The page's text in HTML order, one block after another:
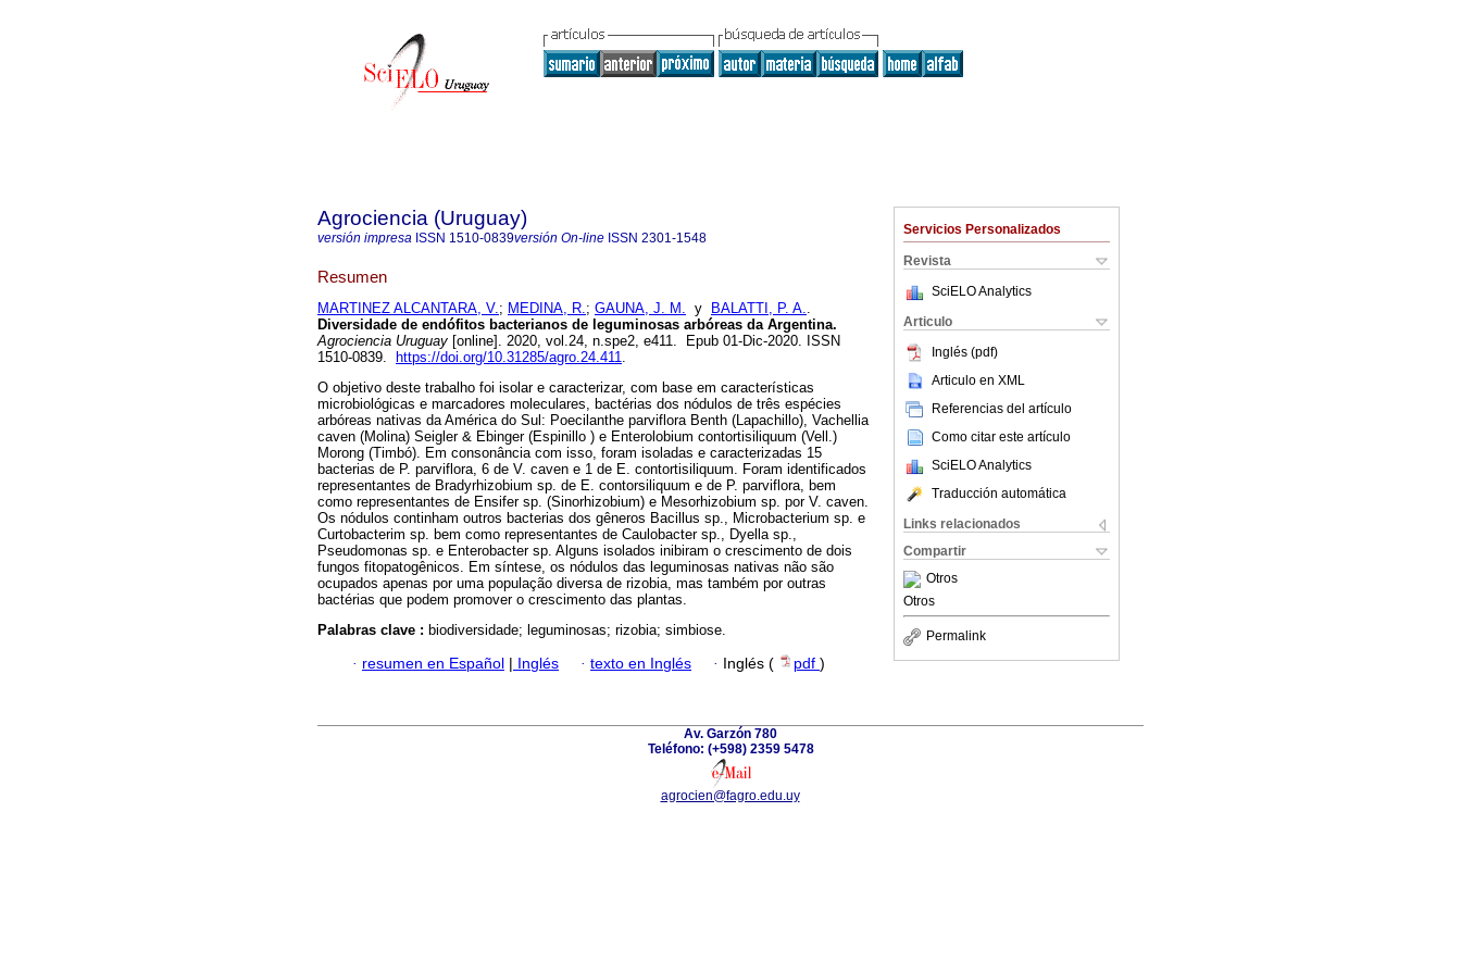
Servicios Personalizados
Revista
SciELO Analytics
Articulo
Inglés (pdf)
Articulo en XML
Referencias del artículo
Como citar este artículo
SciELO Analytics
Traducción automática
Links relacionados
Compartir
Otros
Otros
Permalink
Agrociencia (Uruguay)
versión impresa ISSN 1510-0839versión On-line ISSN 2301-1548
Resumen
MARTINEZ ALCANTARA, V.; MEDINA, R.; GAUNA, J. M. y BALATTI, P. A..
Diversidade de endófitos bacterianos de leguminosas arbóreas da Argentina.
Agrociencia Uruguay [online]. 2020, vol.24, n.spe2, e411. Epub 01-Dic-2020. ISSN
1510-0839.
https://doi.org/10.31285/agro.24.411.
O objetivo deste trabalho foi isolar e caracterizar, com base em características
microbiológicas e marcadores moleculares, bactérias dos nódulos de três espécies
arbóreas nativas da América do Sul: Poecilanthe parviflora Benth (Lapachillo), Vachellia
caven (Molina) Seigler & Ebinger (Espinillo ) e Enterolobium contortisiliquum (Vell.)
Morong (Timbó). Em consonância com isso, foram isoladas e caracterizadas 15
bacterias de P. parviflora, 6 de V. caven e 1 de E. contortisiliquum. Foram identificados
representantes de Bradyrhizobium sp. de E. contorsiliquum e de P. parviflora, bem
como representantes de Ensifer sp. (Sinorhizobium) e Mesorhizobium sp. por V. caven.
Os nódulos continham outros bacterias dos gêneros Bacillus sp., Microbacterium sp. e
Curtobacterim sp. bem como representantes de Caulobacter sp., Dyella sp.,
Pseudomonas sp. e Enterobacter sp. Alguns isolados inibiram o crescimento de dois
fungos fitopatogênicos. Em síntese, os nódulos das leguminosas nativas não são
ocupados apenas por uma população diversa de rizobia, mas também por outras
bactérias que podem promover o crescimento das plantas.
Palabras clave : biodiversidade; leguminosas; rizobia; simbiose.
· resumen en Español | Inglés · texto en Inglés · Inglés ( pdf )
Av. Garzón 780
Teléfono: (+598) 2359 5478
agrocien@fagro.edu.uy